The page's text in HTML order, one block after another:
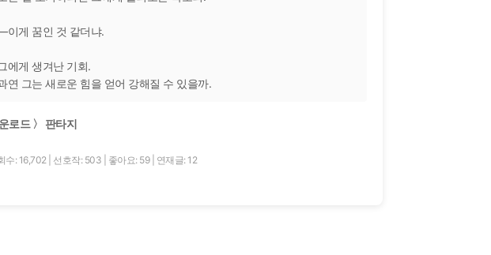
이게 꿈인 것 같더냐.
에게 생겨난 기회.
연 그는 새로운 힘을 얻어 강해질 수 있을까.
로드 〉 판타지
수: 16,702 선호작: 503 좋아요: 59 연재글: 12